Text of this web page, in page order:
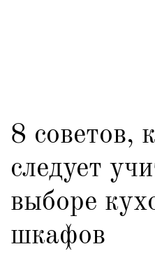
8 советов,
следует
выборе
шкафов